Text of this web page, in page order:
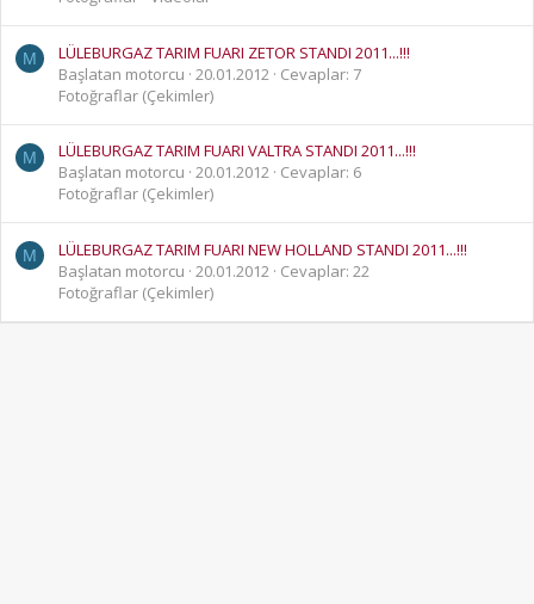
M
LÜLEBURGAZ TARIM FUARI ZETOR STANDI 2011...!!!
Başlatan motorcu 20.01.2012 Cevaplar: 7
Fotoğraflar (Çekimler)
M
LÜLEBURGAZ TARIM FUARI VALTRA STANDI 2011...!!!
Başlatan motorcu 20.01.2012 Cevaplar: 6
Fotoğraflar (Çekimler)
M
LÜLEBURGAZ TARIM FUARI NEW HOLLAND STANDI 2011...!!!
Başlatan motorcu 20.01.2012 Cevaplar: 22
Fotoğraflar (Çekimler)